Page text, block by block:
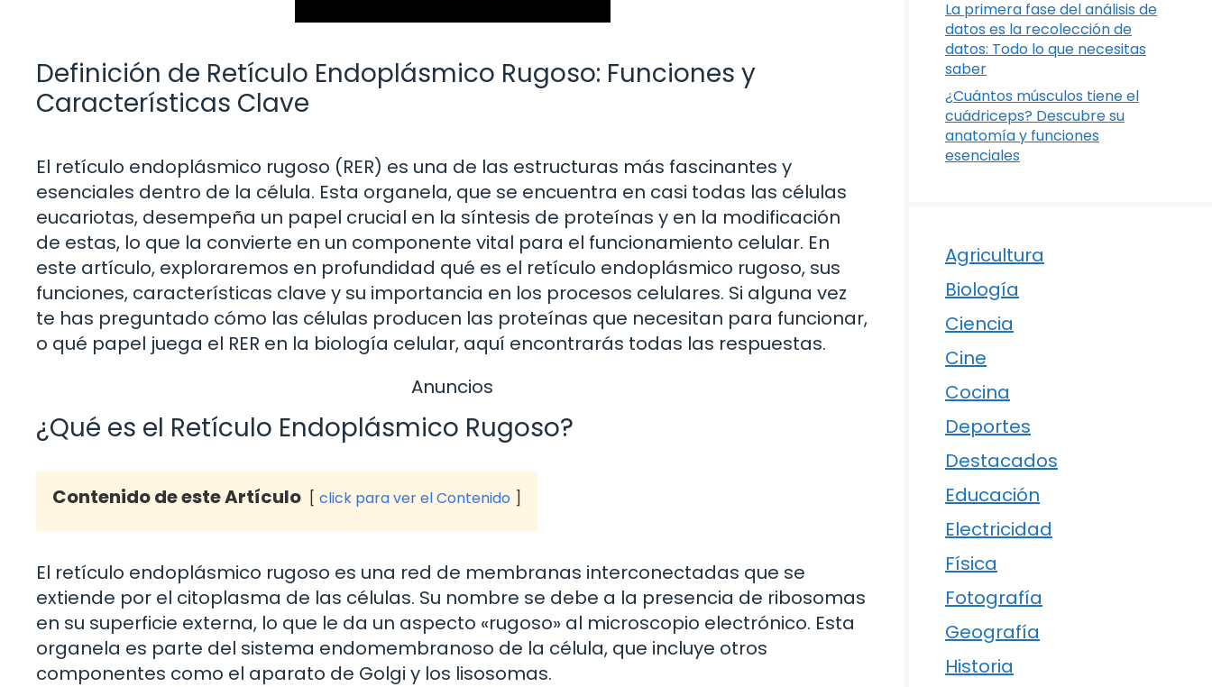
Definición de Retículo Endoplásmico Rugoso: Funciones y
Características Clave
El retículo endoplásmico rugoso (RER) es una de las estructuras más fascinantes y
esenciales dentro de la célula. Esta organela, que se encuentra en casi todas las células
eucariotas, desempeña un papel crucial en la síntesis de proteínas y en la modificación
de estas, lo que la convierte en un componente vital para el funcionamiento celular. En
este artículo, exploraremos en profundidad qué es el retículo endoplásmico rugoso, sus
funciones, características clave y su importancia en los procesos celulares. Si alguna vez
te has preguntado cómo las células producen las proteínas que necesitan para funcionar,
o qué papel juega el RER en la biología celular, aquí encontrarás todas las respuestas.
Anuncios
¿Qué es el Retículo Endoplásmico Rugoso?
Contenido de este Artículo click para ver el Contenido
El retículo endoplásmico rugoso es una red de membranas interconectadas que se
extiende por el citoplasma de las células. Su nombre se debe a la presencia de ribosomas
en su superficie externa, lo que le da un aspecto «rugoso» al microscopio electrónico. Esta
organela es parte del sistema endomembranoso de la célula, que incluye otros
componentes como el aparato de Golgi y los lisosomas.
La primera fase del análisis de
datos es la recolección de
datos: Todo lo que necesitas
saber
¿Cuántos músculos tiene el
cuádriceps? Descubre su
anatomía y funciones
esenciales
Agricultura
Biología
Ciencia
Cine
Cocina
Deportes
Destacados
Educación
Electricidad
Física
Fotografía
Geografía
Historia